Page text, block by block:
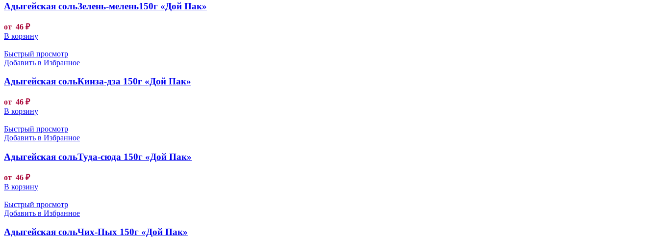
Адыгейская сольЗелень-мелень150г «Дой Пак»
от 46 ₽
В корзину
Быстрый просмотр
Добавить в Избранное
Адыгейская сольКинза-дза 150г «Дой Пак»
от 46 ₽
В корзину
Быстрый просмотр
Добавить в Избранное
Адыгейская сольТуда-сюда 150г «Дой Пак»
от 46 ₽
В корзину
Быстрый просмотр
Добавить в Избранное
Адыгейская сольЧих-Пых 150г «Дой Пак»